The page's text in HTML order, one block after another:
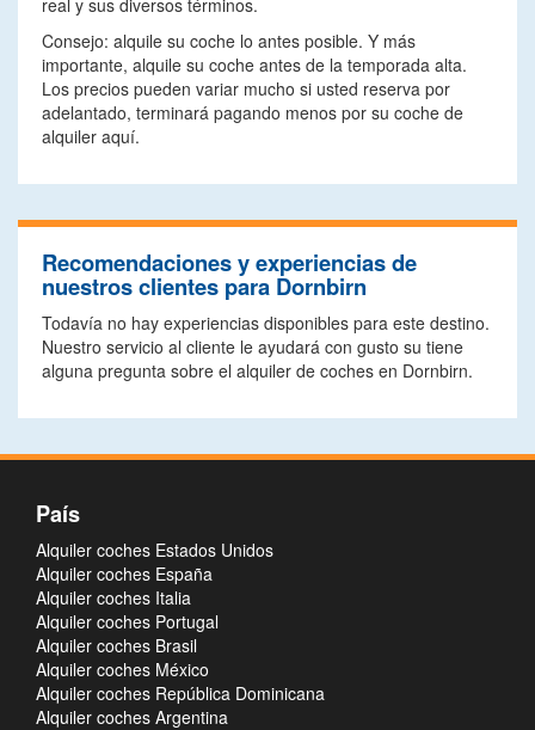
real y sus diversos términos.
Consejo: alquile su coche lo antes posible. Y más
importante, alquile su coche antes de la temporada alta.
Los precios pueden variar mucho si usted reserva por
adelantado, terminará pagando menos por su coche de
alquiler aquí.
Recomendaciones y experiencias de
nuestros clientes para Dornbirn
Todavía no hay experiencias disponibles para este destino.
Nuestro servicio al cliente le ayudará con gusto su tiene
alguna pregunta sobre el alquiler de coches en Dornbirn.
País
Alquiler coches Estados Unidos
Alquiler coches España
Alquiler coches Italia
Alquiler coches Portugal
Alquiler coches Brasil
Alquiler coches México
Alquiler coches República Dominicana
Alquiler coches Argentina